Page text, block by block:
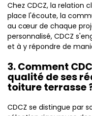
Chez CDCZ, la relation
place l'écoute, la
au cœur de chaque
personnalisé, CDCZ
et à y répondre de
3. Comment
qualité de ses
toiture terrasse
CDCZ se distingue par